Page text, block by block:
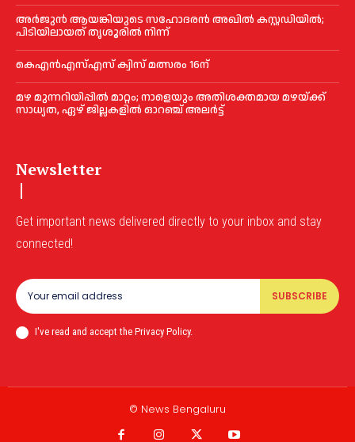
അര്‍ജുന്‍ ആയങ്കിയുടെ സഹോദരന്‍ അഖില്‍ കസ്റ്റഡിയില്‍;
പിടിയിലായത് തൃശൂരില്‍ നിന്ന്
കെഎൻഎസ്എസ് ക്വിസ് മത്സരം 16ന്
മഴ മുന്നറിയിപ്പിൽ മാറ്റം; നാളെയും അതിശക്തമായ മഴയ്ക്ക്
സാധ്യത, ഏഴ് ജില്ലകളിൽ ഓറഞ്ച് അലർട്ട്
Newsletter
Get important news delivered directly to your inbox and stay
connected!
SUBSCRIBE
I've read and accept the Privacy Policy.
© News Bengaluru